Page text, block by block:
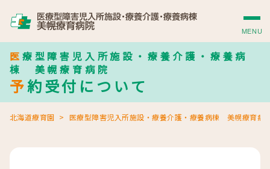
MENU
医療型障害児入所施設・療養介護・療養病
棟 美幌療育病院
予約受付について
北海道療育園 医療型障害児入所施設・療養介護・療養病棟 美幌療育病